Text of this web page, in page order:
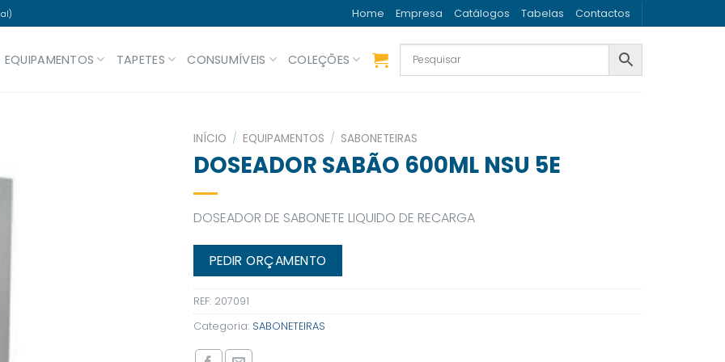
Home Empresa Catálogos Tabelas Contactos
EQUIPAMENTOS TAPETES CONSUMÍVEIS COLEÇÕES
INÍCIO / EQUIPAMENTOS / SABONETEIRAS
DOSEADOR SABÃO 600ML NSU 5E
DOSEADOR DE SABONETE LIQUIDO DE RECARGA
PEDIR ORÇAMENTO
REF: 207091
Categoria: SABONETEIRAS